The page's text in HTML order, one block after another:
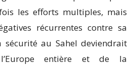
les efforts multiples, mais
récurrentes contre sa
sécurité au Sahel deviendrait
entière et de la